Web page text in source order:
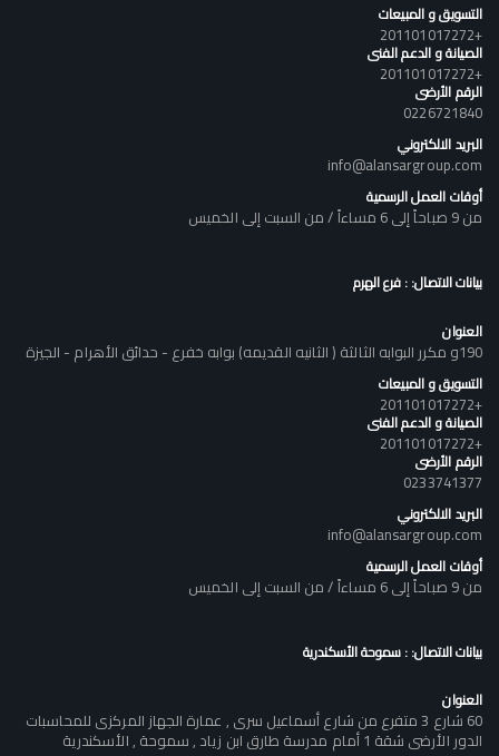
التسويق و المبيعات
+201101017272
الصيانة و الدعم الفنى
+201101017272
الرقم الأرضى
0226721840
البريد الالكتروني
info@alansargroup.com
أوقات العمل الرسمية
من 9 صباحاً إلى 6 مساءاً / من السبت إلى الخميس
بيانات الاتصال: : فرع الهرم
العنوان
190و مكرر البوابه الثالثة ( الثانيه القديمه) بوابه خفرع - حدائق الأهرام - الجيزة
التسويق و المبيعات
+201101017272
الصيانة و الدعم الفنى
+201101017272
الرقم الأرضى
0233741377
البريد الالكتروني
info@alansargroup.com
أوقات العمل الرسمية
من 9 صباحاً إلى 6 مساءاً / من السبت إلى الخميس
بيانات الاتصال: : سموحة الأسكندرية
العنوان
60 شارع 3 متفرع من شارع أسماعيل سرى , عمارة الجهاز المركزى للمحاسبات
الدور الأرضى شقة 1 أمام مدرسة طارق ابن زياد , سموحة , الأسكندرية